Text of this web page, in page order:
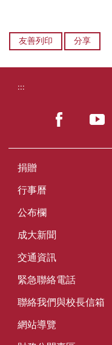
友善列印 分享
:::
捐贈
行事曆
公布欄
成大新聞
交通資訊
緊急聯絡電話
聯絡我們與校長信箱
網站導覽